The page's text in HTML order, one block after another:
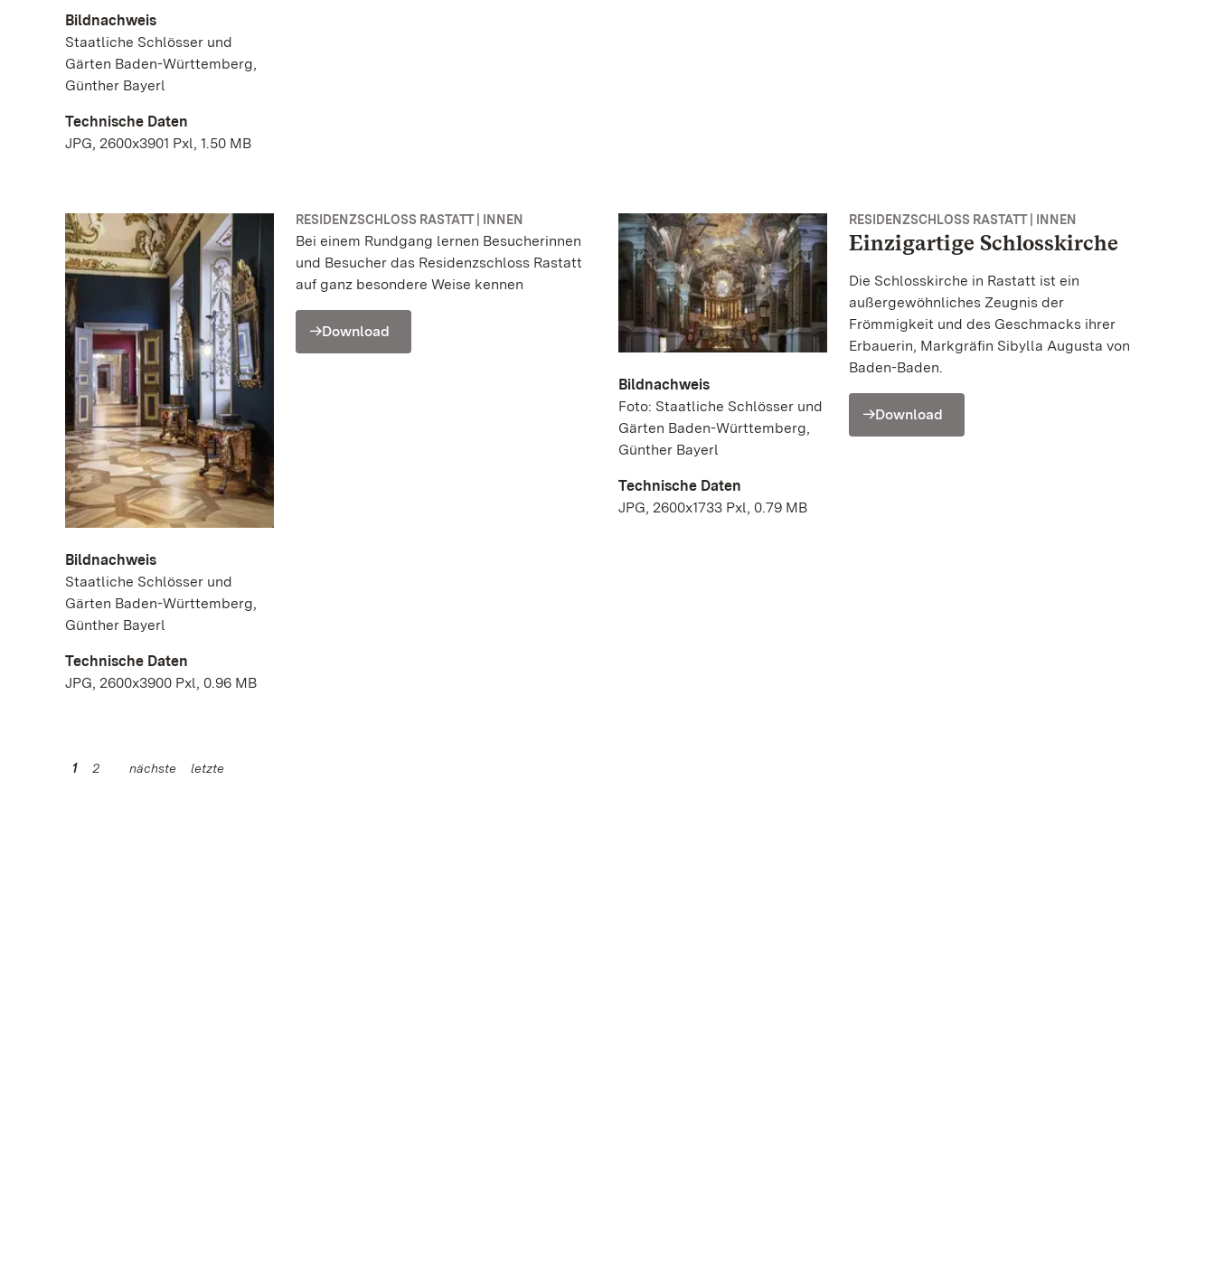
Bildnachweis
Staatliche Schlösser und
Gärten Baden-Württemberg,
Günther Bayerl
Technische Daten
JPG, 2600x3901 Pxl, 1.50 MB
Bildnachweis
Staatliche Schlösser und
Gärten Baden-Württemberg,
Günther Bayerl
Technische Daten
JPG, 2600x3900 Pxl, 0.96 MB
RESIDENZSCHLOSS RASTATT | INNEN
Bei einem Rundgang lernen Besucherinnen
und Besucher das Residenzschloss Rastatt
auf ganz besondere Weise kennen
Download
Bildnachweis
Foto: Staatliche Schlösser und
Gärten Baden-Württemberg,
Günther Bayerl
Technische Daten
JPG, 2600x1733 Pxl, 0.79 MB
RESIDENZSCHLOSS RASTATT | INNEN
Einzigartige Schlosskirche
Die Schlosskirche in Rastatt ist ein
außergewöhnliches Zeugnis der
Frömmigkeit und des Geschmacks ihrer
Erbauerin, Markgräfin Sibylla Augusta von
Baden-Baden.
Download
1 2 nächste letzte